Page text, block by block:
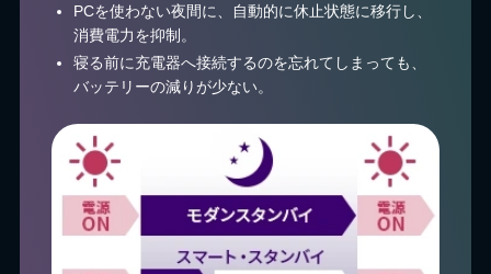
PCを使わない夜間に、自動的に休止状態に移行し、
消費電力を抑制。
寝る前に充電器へ接続するのを忘れてしまっても、
バッテリーの減りが少ない。